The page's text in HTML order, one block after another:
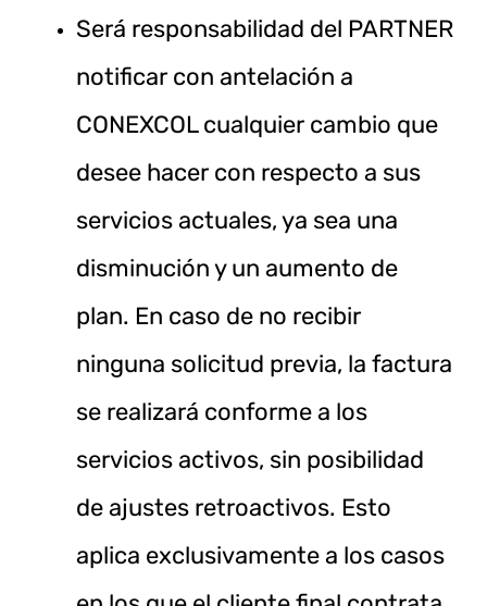
Será responsabilidad del PARTNER
notificar con antelación a
CONEXCOL cualquier cambio que
desee hacer con respecto a sus
servicios actuales, ya sea una
disminución y un aumento de
plan. En caso de no recibir
ninguna solicitud previa, la factura
se realizará conforme a los
servicios activos, sin posibilidad
de ajustes retroactivos. Esto
aplica exclusivamente a los casos